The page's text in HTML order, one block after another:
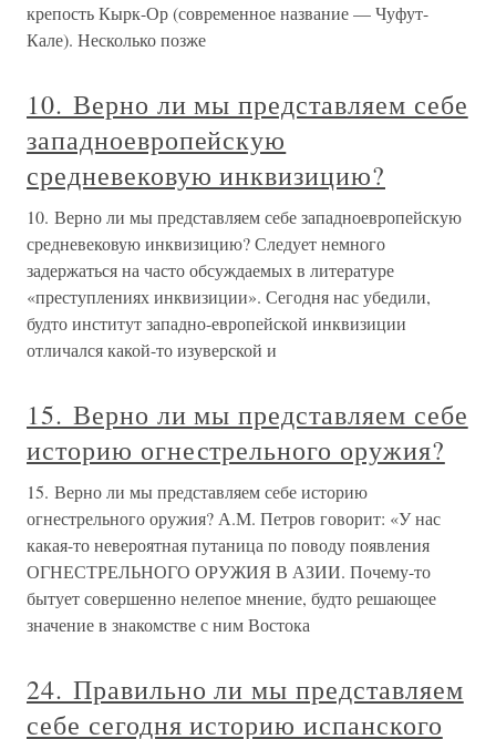
крепость Кырк-Ор (современное название — Чуфут-
Кале). Несколько позже
10. Верно ли мы представляем себе
западноевропейскую
средневековую инквизицию?
10. Верно ли мы представляем себе западноевропейскую
средневековую инквизицию? Следует немного
задержаться на часто обсуждаемых в литературе
«преступлениях инквизиции». Сегодня нас убедили,
будто институт западно-европейской инквизиции
отличался какой-то изуверской и
15. Верно ли мы представляем себе
историю огнестрельного оружия?
15. Верно ли мы представляем себе историю
огнестрельного оружия? А.М. Петров говорит: «У нас
какая-то невероятная путаница по поводу появления
ОГНЕСТРЕЛЬНОГО ОРУЖИЯ В АЗИИ. Почему-то
бытует совершенно нелепое мнение, будто решающее
значение в знакомстве с ним Востока
24. Правильно ли мы представляем
себе сегодня историю испанского